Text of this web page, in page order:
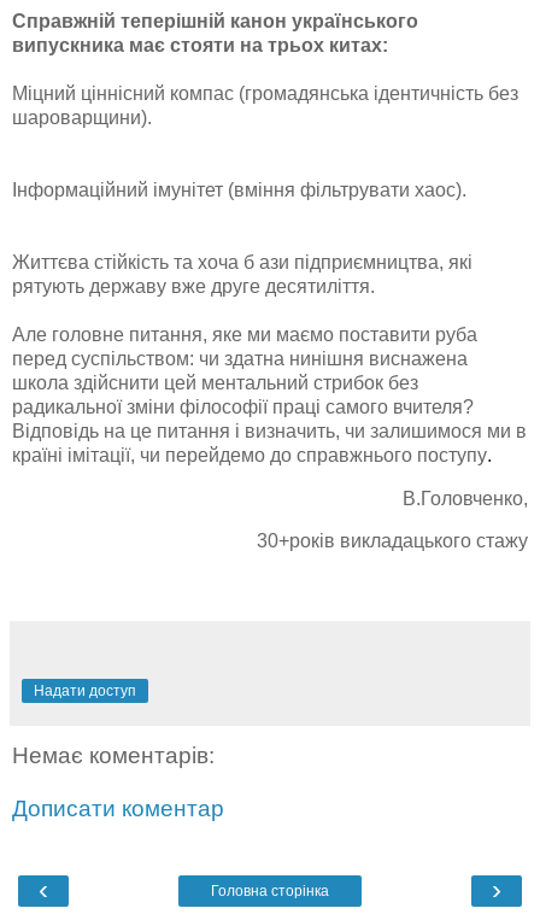
Справжній теперішній канон українського
випускника має стояти на трьох китах:
Міцний ціннісний компас (громадянська ідентичність без
шароварщини).
Інформаційний імунітет (вміння фільтрувати хаос).
Життєва стійкість та хоча б ази підприємництва, які
рятують державу вже друге десятиліття.
Але головне питання, яке ми маємо поставити руба
перед суспільством: чи здатна нинішня виснажена
школа здійснити цей ментальний стрибок без
радикальної зміни філософії праці самого вчителя?
Відповідь на це питання і визначить, чи залишимося ми в
країні імітації, чи перейдемо до справжнього поступу.
В.Головченко,
30+років викладацького стажу
Надати доступ
Немає коментарів:
Дописати коментар
‹ ›
Головна сторінка